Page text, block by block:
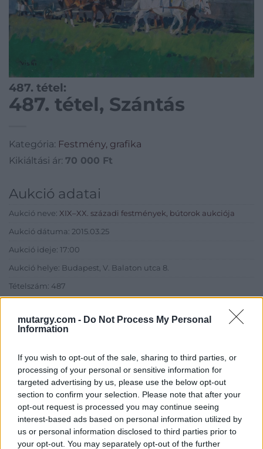
mutargy.com - Do Not Process My Personal
Information
If you wish to opt-out of the sale, sharing to third parties, or
processing of your personal or sensitive information for
targeted advertising by us, please use the below opt-out
section to confirm your selection. Please note that after your
opt-out request is processed you may continue seeing
interest-based ads based on personal information utilized by
us or personal information disclosed to third parties prior to
your opt-out. You may separately opt-out of the further
487. tétel:
487. tétel, Szántás
Kategória: Festmény, grafika
Kikiáltási ár: 70 000 Ft
Aukció adatai
Aukció neve: XIX–XX. századi festmények, bútorok aukciója
Aukció dátuma: 2015.03.25
Aukció ideje: 17:00
Aukció helye: Budapest, V. Balaton utca 8.
Tételszám: 487
Eladó adatai
Aukciósház
Cím: Müller Márta
Nagyházi Galéria és Aukciósház
Kft.
1055 Budapest, Balaton utca 8.
Telefon: +361 475 6000 +361